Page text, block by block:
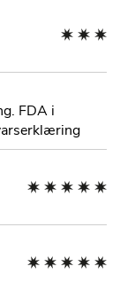
FDA i